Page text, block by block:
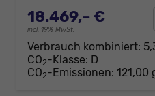
18.469,– €
incl. 19% MwSt.
Verbrauch kombiniert:
CO2-Klasse: D
CO2-Emissionen: 121,00